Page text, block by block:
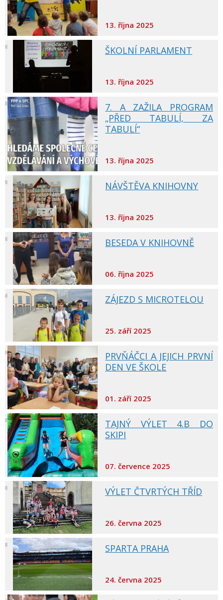
13. října 2025
ŠKOLNÍ PARLAMENT
13. října 2025
7. A ZAŽILA PROGRAM
„PŘED TABULÍ, ZA
TABULÍ“
13. října 2025
NÁVŠTĚVA KNIHOVNY
13. října 2025
BESEDA V KNIHOVNĚ
06. října 2025
ZÁJEZD S MICROTELOU
25. září 2025
PRVŇÁČCI A JEJICH PRVNÍ
DEN VE ŠKOLE
01. září 2025
TAJNÝ VÝLET 4.B DO
SKIPI
07. července 2025
VÝLET ČTVRTÝCH TŘÍD
26. června 2025
SPARTA PRAHA
24. června 2025